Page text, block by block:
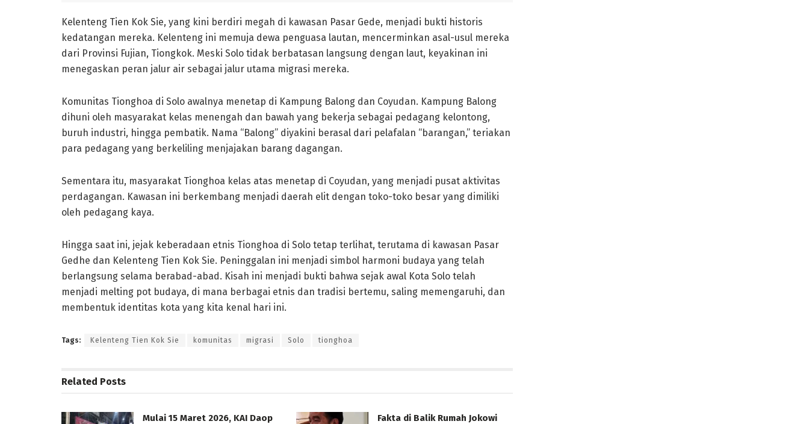
Kelenteng Tien Kok Sie, yang kini berdiri megah di kawasan Pasar Gede, menjadi bukti historis
kedatangan mereka. Kelenteng ini memuja dewa penguasa lautan, mencerminkan asal-usul mereka
dari Provinsi Fujian, Tiongkok. Meski Solo tidak berbatasan langsung dengan laut, keyakinan ini
menegaskan peran jalur air sebagai jalur utama migrasi mereka.
Komunitas Tionghoa di Solo awalnya menetap di Kampung Balong dan Coyudan. Kampung Balong
dihuni oleh masyarakat kelas menengah dan bawah yang bekerja sebagai pedagang kelontong,
buruh industri, hingga pembatik. Nama “Balong” diyakini berasal dari pelafalan “barangan,” teriakan
para pedagang yang berkeliling menjajakan barang dagangan.
Sementara itu, masyarakat Tionghoa kelas atas menetap di Coyudan, yang menjadi pusat aktivitas
perdagangan. Kawasan ini berkembang menjadi daerah elit dengan toko-toko besar yang dimiliki
oleh pedagang kaya.
Hingga saat ini, jejak keberadaan etnis Tionghoa di Solo tetap terlihat, terutama di kawasan Pasar
Gedhe dan Kelenteng Tien Kok Sie. Peninggalan ini menjadi simbol harmoni budaya yang telah
berlangsung selama berabad-abad. Kisah ini menjadi bukti bahwa sejak awal Kota Solo telah
menjadi melting pot budaya, di mana berbagai etnis dan tradisi bertemu, saling memengaruhi, dan
membentuk identitas kota yang kita kenal hari ini.
Tags: Kelenteng Tien Kok Sie komunitas migrasi Solo tionghoa
Related Posts
Mulai 15 Maret 2026, KAI Daop
Fakta di Balik Rumah Jokowi